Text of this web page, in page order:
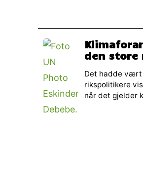
den store
Det hadde
rikspolitikere
når det gjelder